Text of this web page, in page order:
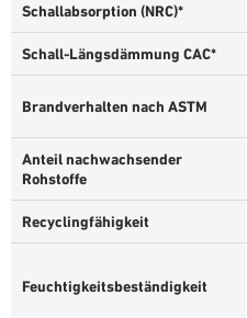
Schallabsorption (NRC)*
Schall-Längsdämmung CAC*
Brandverhalten nach ASTM
Anteil nachwachsender
Rohstoffe
Recyclingfähigkeit
Feuchtigkeitsbeständigkeit